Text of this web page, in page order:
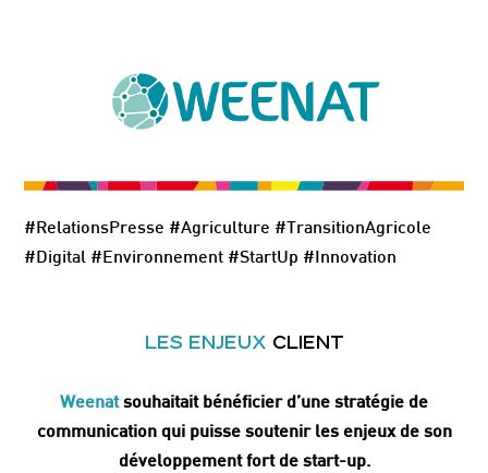
#RelationsPresse #Agriculture #TransitionAgricole
#Digital #Environnement #StartUp #Innovation
LES ENJEUX CLIENT
Weenatsouhaitait bénéficier d’une stratégie de
communication qui puisse soutenir les enjeux de son
développement fort de start-up.